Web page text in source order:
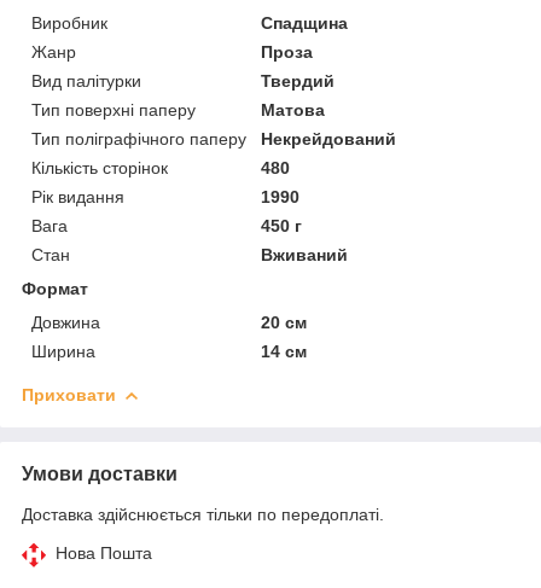
Виробник
Спадщина
Жанр
Проза
Вид палітурки
Твердий
Тип поверхні паперу
Матова
Тип поліграфічного паперу
Некрейдований
Кількість сторінок
480
Рік видання
1990
Вага
450 г
Стан
Вживаний
Формат
Довжина
20 см
Ширина
14 см
Приховати
Умови доставки
Доставка здійснюється тільки по передоплаті.
Нова Пошта